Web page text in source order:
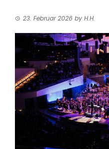
23. Februar 2026 by H.H.